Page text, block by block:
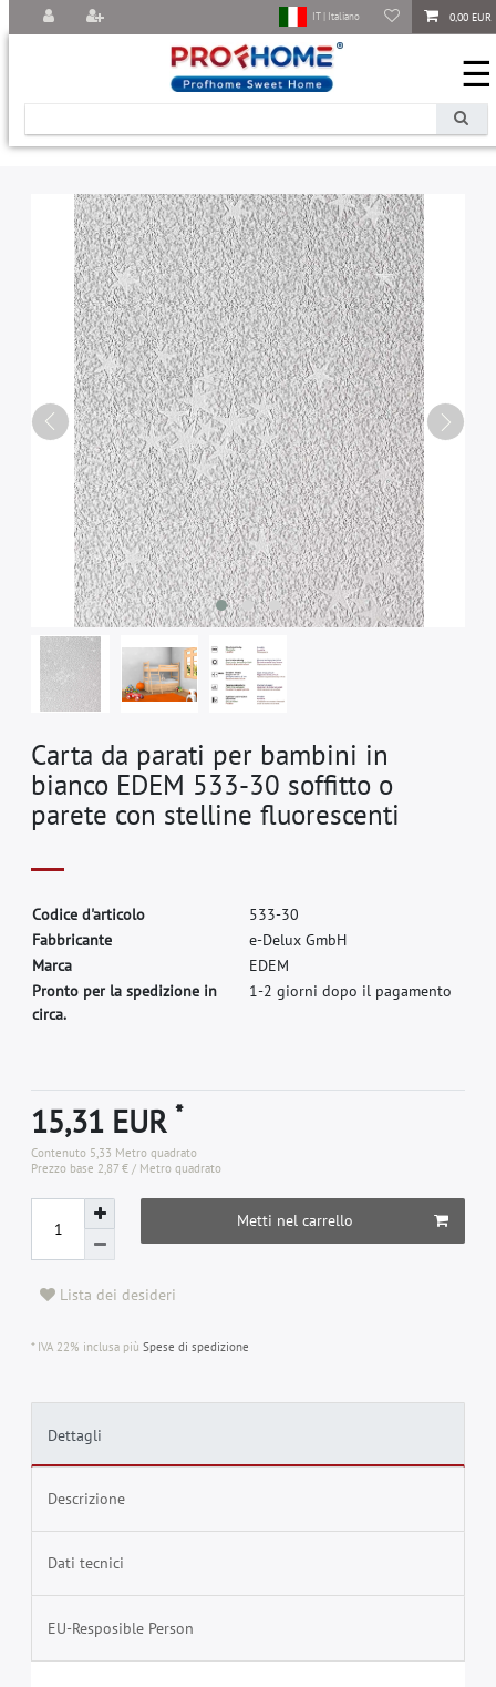
0,00 EUR
IT | Italiano
☰
Carta da parati per bambini in
bianco EDEM 533-30 soffitto o
parete con stelline fluorescenti
Codice d'articolo 533-30
Fabbricante e-Delux GmbH
Marca EDEM
Pronto per la spedizione in
circa.
1-2 giorni dopo il pagamento
15,31 EUR*
Contenuto 5,33 Metro quadrato
Prezzo base 2,87 € / Metro quadrato
Metti nel carrello
Lista dei desideri
* IVA 22% inclusa più Spese di spedizione
Dettagli
Descrizione
Dati tecnici
EU-Resposible Person